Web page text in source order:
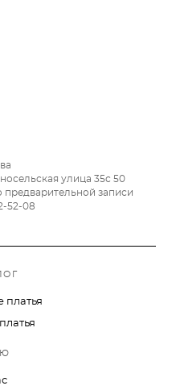
улица 35с 50
предварительной записи
52-08
платья